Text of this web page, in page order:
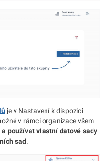
je v Nastavení k dispozici
v rámci organizace všem
používat vlastní datové sady
sad.